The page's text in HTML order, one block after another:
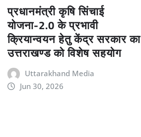
प्रधानमंत्री कृषि सिंचाई
योजना-2.0 के प्रभावी
क्रियान्वयन हेतु केंद्र सरकार का
उत्तराखण्ड को विशेष सहयोग
Uttarakhand Media
Jun 30, 2026